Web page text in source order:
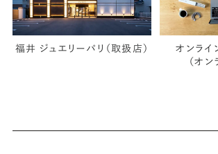
福井 ジュエリーパリ（取扱店）
オンライ
（オ